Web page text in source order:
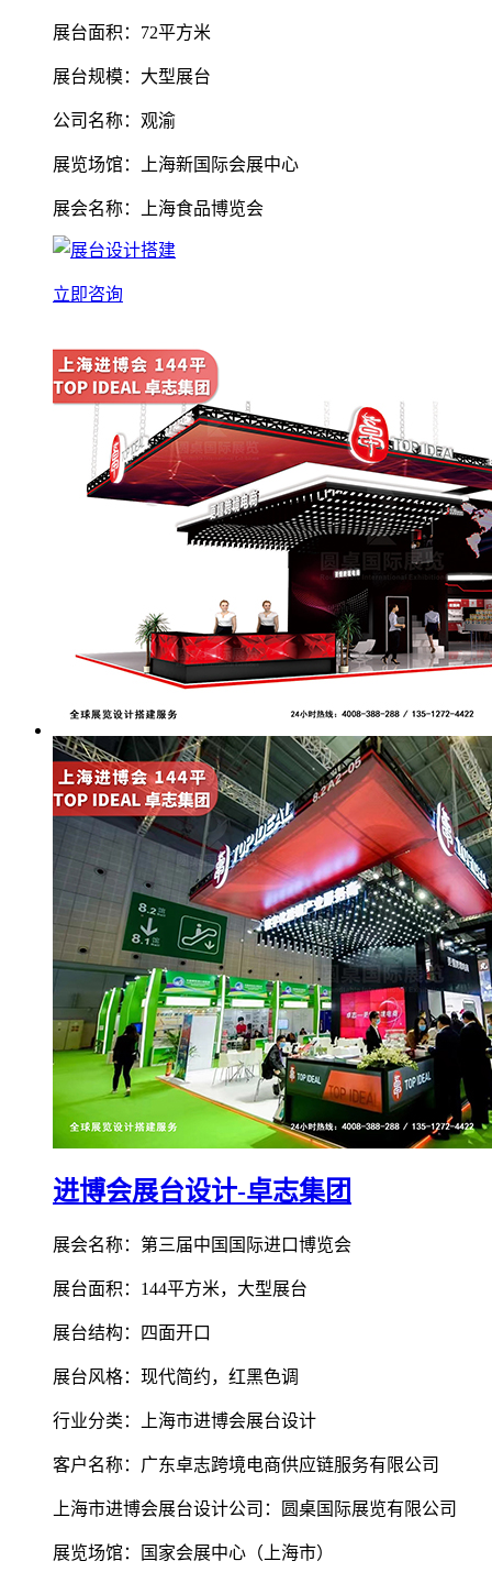
展台面积：72平方米
展台规模：大型展台
公司名称：观渝
展览场馆：上海新国际会展中心
展会名称：上海食品博览会
立即咨询
进博会展台设计-卓志集团
展会名称：第三届中国国际进口博览会
展台面积：144平方米，大型展台
展台结构：四面开口
展台风格：现代简约，红黑色调
行业分类：上海市进博会展台设计
客户名称：广东卓志跨境电商供应链服务有限公司
上海市进博会展台设计公司：圆桌国际展览有限公司
展览场馆：国家会展中心（上海市）